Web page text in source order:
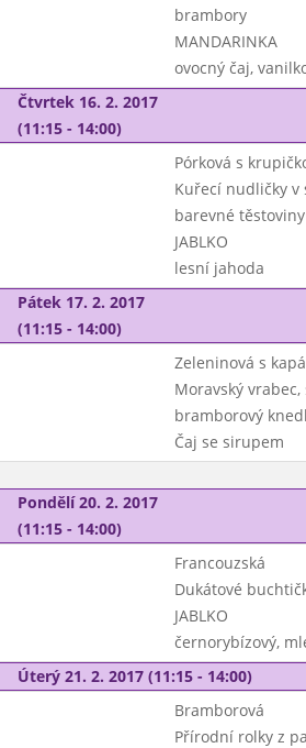
brambory
MANDARINKA
ovocný čaj,
Čtvrtek 16. 2. 2017
(11:15 - 14:00)
Pórková s
Kuřecí nudličky v
barevné těstoviny
JABLKO
lesní jahoda
Pátek 17. 2. 2017
(11:15 - 14:00)
Zeleninová s
Moravský
bramborový
Čaj se sirupem
Pondělí 20. 2. 2017
(11:15 - 14:00)
Francouzská
Dukátové
JABLKO
černorybízový,
Úterý 21. 2. 2017 (11:15 - 14:00)
Bramborová
Přírodní rolky z